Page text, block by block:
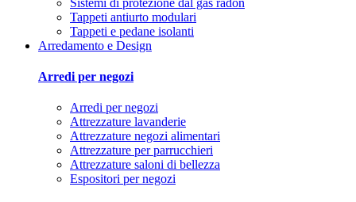
Tappeti antiurto modulari
Tappeti e pedane isolanti
Arredamento e Design
Arredi per negozi
Arredi per negozi
Attrezzature lavanderie
Attrezzature negozi alimentari
Attrezzature per parrucchieri
Attrezzature saloni di bellezza
Espositori per negozi